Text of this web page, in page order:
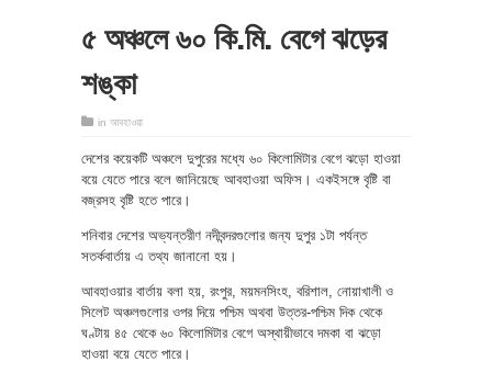
৫ অঞ্চলে ৬০ কি.মি. বেগে ঝড়ের
শঙ্কা
in আবহাওয়া
দেশের কয়েকটি অঞ্চলে দুপুরের মধ্যে ৬০ কিলোমিটার বেগে ঝড়ো হাওয়া
বয়ে যেতে পারে বলে জানিয়েছে আবহাওয়া অফিস। একইসঙ্গে বৃষ্টি বা
বজ্রসহ বৃষ্টি হতে পারে।
শনিবার দেশের অভ্যন্তরীণ নদীবন্দরগুলোর জন্য দুপুর ১টা পর্যন্ত
সতর্কবার্তায় এ তথ্য জানানো হয়।
আবহাওয়ার বার্তায় বলা হয়, রংপুর, ময়মনসিংহ, বরিশাল, নোয়াখালী ও
সিলেট অঞ্চলগুলোর ওপর দিয়ে পশ্চিম অথবা উত্তর-পশ্চিম দিক থেকে
ঘণ্টায় ৪৫ থেকে ৬০ কিলোমিটার বেগে অস্থায়ীভাবে দমকা বা ঝড়ো
হাওয়া বয়ে যেতে পারে।